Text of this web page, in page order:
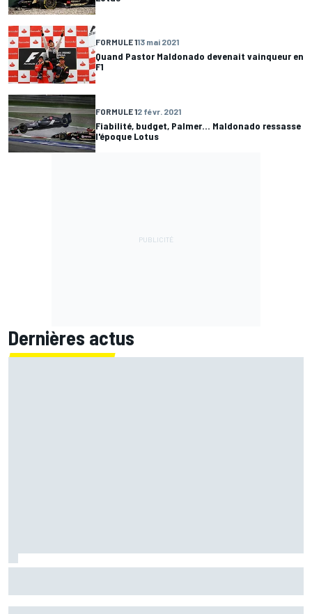
FORMULE 113 mai 2021
Quand Pastor Maldonado devenait vainqueur en
F1
FORMULE 12 févr. 2021
Fiabilité, budget, Palmer... Maldonado ressasse
l'époque Lotus
Dernières actus